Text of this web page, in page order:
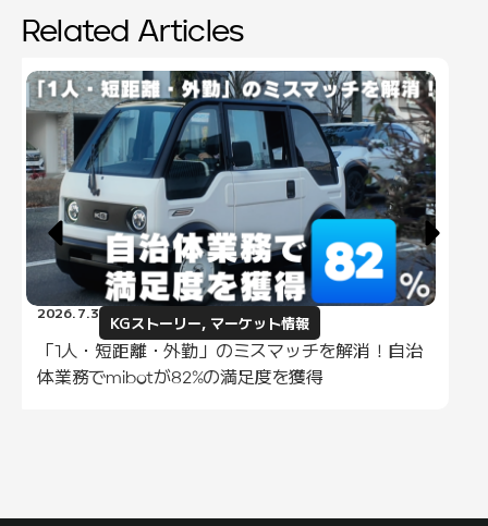
Related Articles
2026.7.3
KGストーリー, マーケット情報
「1人・短距離・外勤」のミスマッチを解消！自治
体業務でmibotが82%の満足度を獲得